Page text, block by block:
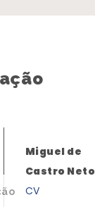
Miguel de
Castro Neto
CV